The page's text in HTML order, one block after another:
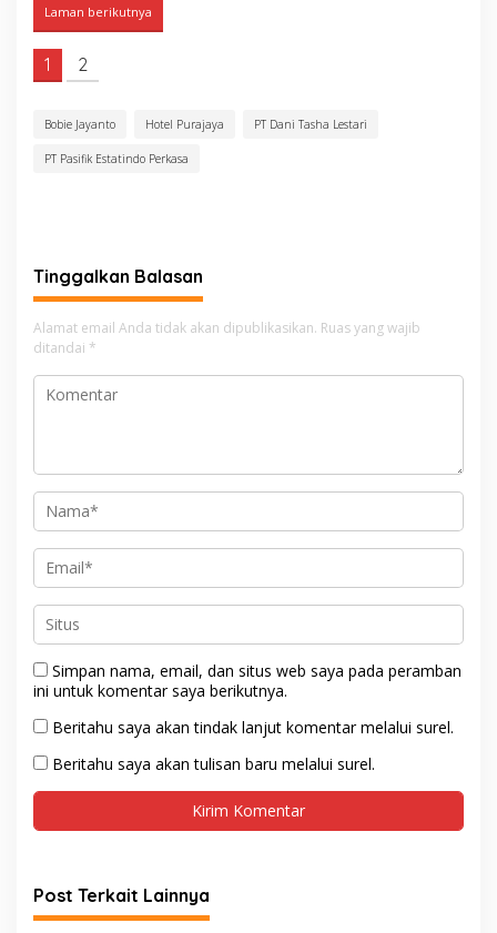
Laman berikutnya
1 2
Bobie Jayanto Hotel Purajaya PT Dani Tasha Lestari
PT Pasifik Estatindo Perkasa
Tinggalkan Balasan
Alamat email Anda tidak akan dipublikasikan. Ruas yang wajib
ditandai *
Simpan nama, email, dan situs web saya pada peramban
ini untuk komentar saya berikutnya.
Beritahu saya akan tindak lanjut komentar melalui surel.
Beritahu saya akan tulisan baru melalui surel.
Post Terkait Lainnya